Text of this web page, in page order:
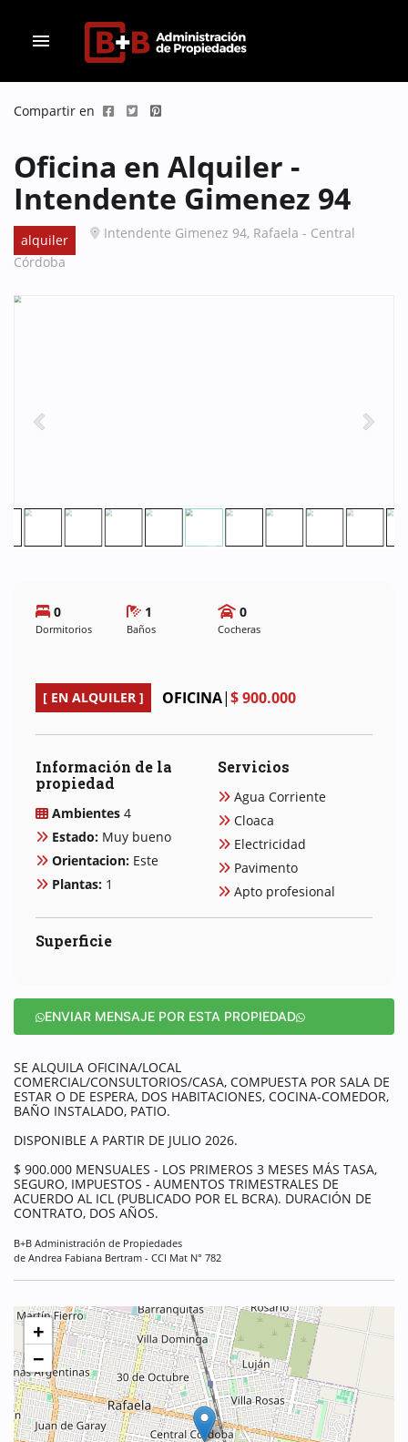
menu
Compartir en
Oficina en Alquiler -
Intendente Gimenez 94
alquiler
Intendente Gimenez 94, Rafaela - Central
Córdoba
0
Dormitorios
1
Baños
0
Cocheras
[ EN ALQUILER ] OFICINA|$ 900.000
Información de la
propiedad
Ambientes 4
Estado: Muy bueno
Orientacion: Este
Plantas: 1
Servicios
Agua Corriente
Cloaca
Electricidad
Pavimento
Apto profesional
Superficie
ENVIAR MENSAJE POR ESTA PROPIEDAD
SE ALQUILA OFICINA/LOCAL
COMERCIAL/CONSULTORIOS/CASA, COMPUESTA POR SALA DE
ESTAR O DE ESPERA, DOS HABITACIONES, COCINA-COMEDOR,
BAÑO INSTALADO, PATIO.
DISPONIBLE A PARTIR DE JULIO 2026.
$ 900.000 MENSUALES - LOS PRIMEROS 3 MESES MÁS TASA,
SEGURO, IMPUESTOS - AUMENTOS TRIMESTRALES DE
ACUERDO AL ICL (PUBLICADO POR EL BCRA). DURACIÓN DE
CONTRATO, DOS AÑOS.
B+B Administración de Propiedades
de Andrea Fabiana Bertram - CCI Mat N° 782
+
−